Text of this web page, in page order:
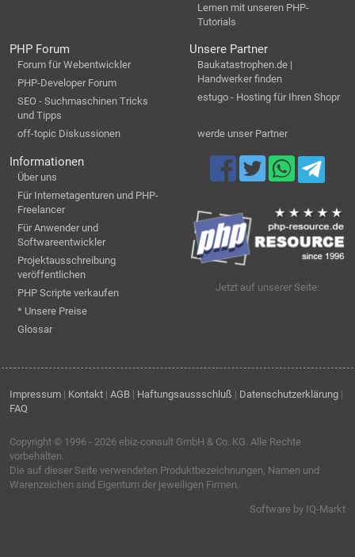
Lernen mit unseren PHP-
Tutorials
PHP Forum
Forum für Webentwickler
PHP-Developer Forum
SEO - Suchmaschinen Tricks
und Tipps
off-topic Diskussionen
Unsere Partner
Baukatastrophen.de |
Handwerker finden
estugo - Hosting für Ihren Shopr
werde unser Partner
Informationen
Über uns
Für Internetagenturen und PHP-
Freelancer
Für Anwender und
Softwareentwickler
Projektausschreibung
veröffentlichen
PHP Scripte verkaufen
* Unsere Preise
Glossar
Jetzt auf unserer Seite:
Impressum | Kontakt | AGB | Haftungsaussschluß | Datenschutzerklärung |
FAQ
Copyright © 1996 - 2026 ebiz-consult GmbH & Co. KG. Alle Rechte
vorbehalten.
Die auf dieser Seite verwendeten Produktbezeichnungen, Namen und
Warenzeichen sind Eigentum der jeweiligen Firmen.
Software by IQ-Markt